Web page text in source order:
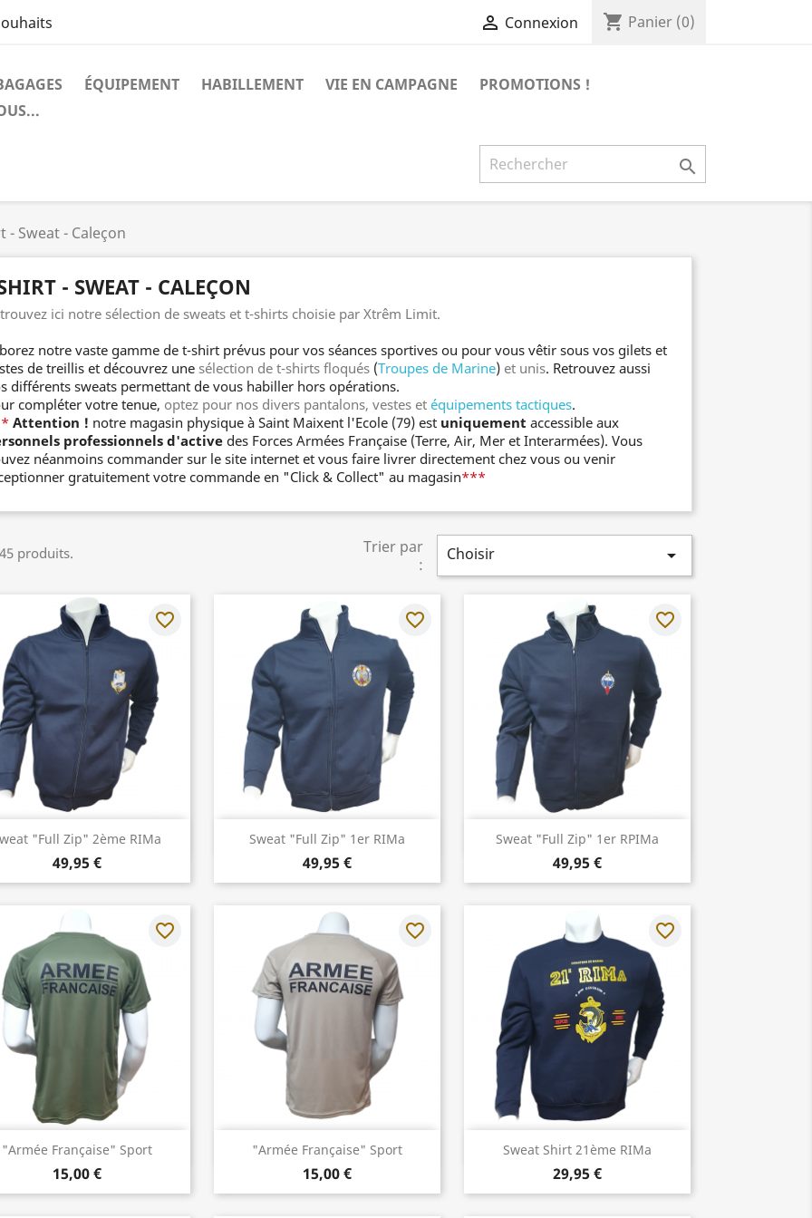
 Connexion shopping_cart Panier (0)
ÉQUIPEMENT HABILLEMENT VIE EN CAMPAGNE
PROMOTIONS !

- Sweat - Caleçon
- SWEAT - CALEÇON
ici notre sélection de sweats et t-shirts choisie par Xtrêm Limit.
notre vaste gamme de t-shirt prévus pour vos séances sportives ou pour vous vêtir sous vos gilets et
de treillis et découvrez une sélection de t-shirts floqués(Troupes de Marine) et unis. Retrouvez aussi
différents sweats permettant de vous habiller hors opérations.
compléter votre tenue, optez pour nos divers pantalons, vestes et équipements tactiques.
Attention ! notre magasin physique à Saint Maixent l'Ecole (79) est uniquement accessible aux
professionnels d'activedes Forces Armées Française (Terre, Air, Mer et Interarmées). Vous
néanmoins commander sur le site internet et vous faire livrer directement chez vous ou venir
gratuitement votre commande en "Click & Collect" au magasin***
produits.
Trier par
:
Choisir 
"Full Zip" 2ème RIMa
49,95 €
Aperçu rapide
favorite_border
Sweat "Full Zip" 1er RIMa
49,95 €
 Aperçu rapide
favorite_border
Sweat "Full Zip" 1er RPIMa
49,95 €
Aperçu rapide
favorite_border
"Armée Française" Sport
15,00 €
Aperçu rapide
favorite_border
"Armée Française" Sport
15,00 €
Aperçu rapide
favorite_border
Sweat Shirt 21ème RIMa
29,95 €
Aperçu rapide
favorite_border